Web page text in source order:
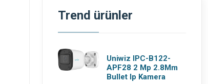
Trend ürünler
Uniwiz IPC-B122-
APF28 2 Mp 2.8Mm
Bullet Ip Kamera